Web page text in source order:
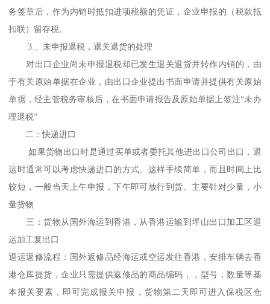
务签章后，作为内销时抵扣进项税额的凭证，企业申报的（税款抵
扣联）留存税。
3.、未申报退税，退关退货的处理
对出口企业尚未申报退税却已发生退关退货并转作内销的，由
于有关原始单据在企业，由出口企业提出书面申请并提供有关原始
单据，经主管税务审核后，在书面申请报告及原始单据上签注“未办
理退税”
二：快递进口
如果货物出口时是通过买单或者委托其他进出口公司出口，退
运时通常可以考虑快递进口的方式。这样手续简单，而且时间上比
较短，一般当天上午申报，下午即可放行到货。主要针对少量，小
量货物
三：货物从国外海运到香港，从香港运输到坪山出口加工区退
运加工复出口
退运返修流程：国外返修品经海运或空运发往香港，安排车辆去香
港仓库提货，企业只需提供返修品的商品编码，，型号，数量等基
本报关要素，即可完成报关申报，货物第二天即可进入保税区仓